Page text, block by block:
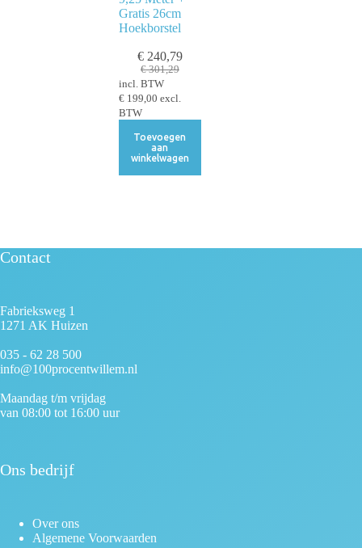
Gratis 26cm
Hoekborstel
€301,29
€240,79
incl. BTW
€199,00 excl.
BTW
Toevoegen
aan
winkelwagen
Contact
Fabrieksweg 1
1271 AK Huizen
035 - 62 28 500
info@100procentwillem.nl
Maandag t/m vrijdag
van 08:00 tot 16:00 uur
Ons bedrijf
Over ons
Algemene Voorwaarden